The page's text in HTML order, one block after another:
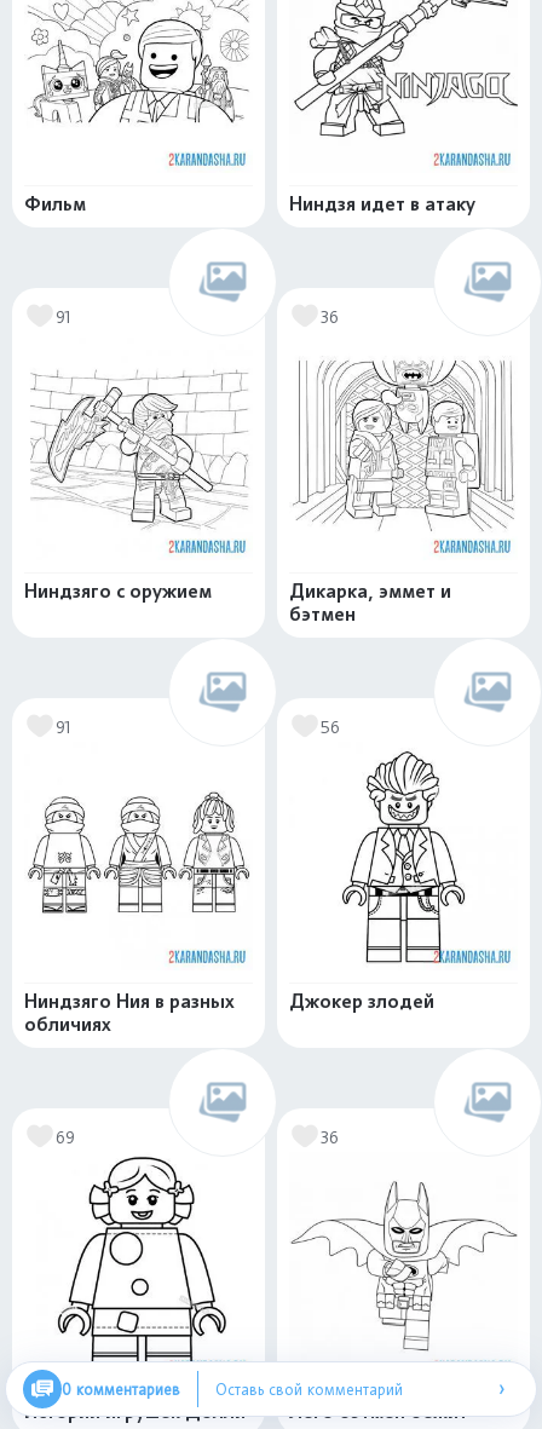
Фильм Ниндзя идет в атаку
91
Ниндзяго с оружием
36
Дикарка, эммет и
бэтмен
91
Ниндзяго Ния в разных
обличиях
56
Джокер злодей
69
Истории игрушек Долли
36
Лего бэтмен бежит
0 комментариев Оставь свой комментарий ›